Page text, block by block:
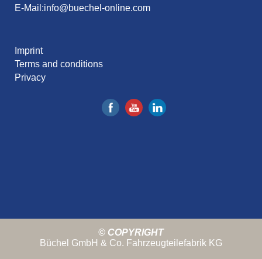
E-Mail:info@buechel-online.com
Imprint
Terms and conditions
Privacy
© COPYRIGHT
Büchel GmbH & Co. Fahrzeugteilefabrik KG